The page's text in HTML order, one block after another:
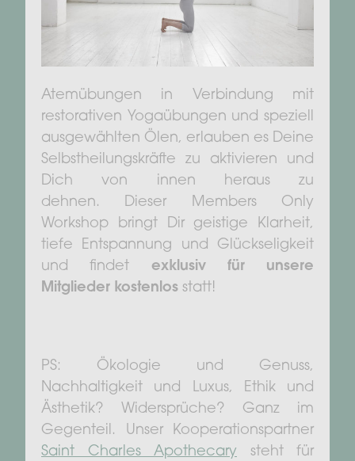
Atemübungen in Verbindung mit
restorativen Yogaübungen und speziell
ausgewählten Ölen, erlauben es Deine
Selbstheilungskräfte zu aktivieren und
Dich von innen heraus zu
dehnen. Dieser Members Only
Workshop bringt Dir geistige Klarheit,
tiefe Entspannung und Glückseligkeit
und findet exklusiv für unsere
Mitglieder kostenlos statt!
PS: Ökologie und Genuss,
Nachhaltigkeit und Luxus, Ethik und
Ästhetik? Widersprüche? Ganz im
Gegenteil. Unser Kooperationspartner
Saint Charles Apothecary steht für